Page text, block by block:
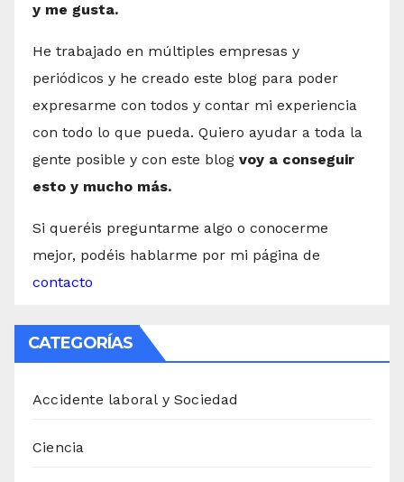
y me gusta.
He trabajado en múltiples empresas y
periódicos y he creado este blog para poder
expresarme con todos y contar mi experiencia
con todo lo que pueda. Quiero ayudar a toda la
gente posible y con este blog voy a conseguir
esto y mucho más.
Si queréis preguntarme algo o conocerme
mejor, podéis hablarme por mi página de
contacto
CATEGORÍAS
Accidente laboral y Sociedad
Ciencia